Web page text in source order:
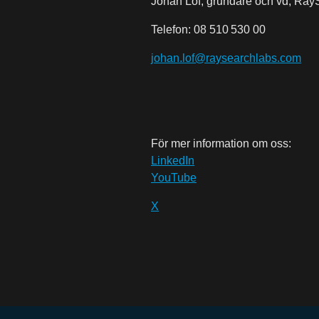
Telefon: 08 510530 00
johan.lof@raysearchlabs.com
För mer information om oss:
LinkedIn
YouTube
X